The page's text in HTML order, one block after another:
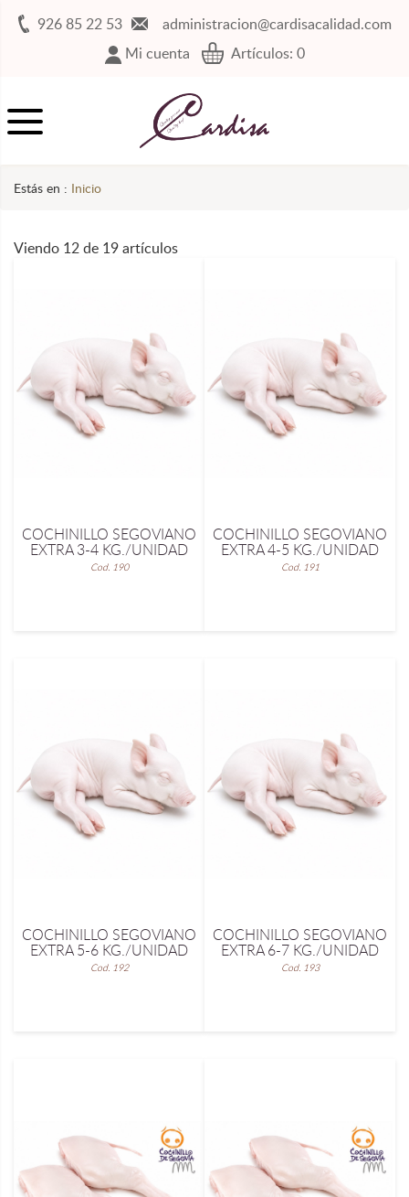
926 85 22 53
administracion@cardisacalidad.com
Mi cuenta
Artículos: 0
Estás en : Inicio
Viendo 12 de 19 artículos
COCHINILLO SEGOVIANO
EXTRA 3-4 KG./UNIDAD
Cod. 190
COCHINILLO SEGOVIANO
EXTRA 4-5 KG./UNIDAD
Cod. 191
COCHINILLO SEGOVIANO
EXTRA 5-6 KG./UNIDAD
Cod. 192
COCHINILLO SEGOVIANO
EXTRA 6-7 KG./UNIDAD
Cod. 193